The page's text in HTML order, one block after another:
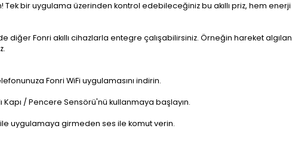
Tek bir uygulama üzerinden kontrol edebileceğiniz bu akıllı priz, hem
diğer Fonri akıllı cihazlarla entegre çalışabilirsiniz. Örneğin hareket
Fonri WiFi uygulamasını indirin.
Kapı / Pencere Sensörü'nü kullanmaya başlayın.
ile uygulamaya girmeden ses ile komut verin.